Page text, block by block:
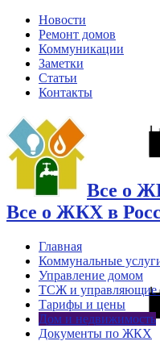
Новости
Ремонт домов
Коммуникации
Заметки
Статьи
Контакты
Все о
Все о ЖКХ в
Главная
Коммунальные
Управление домом
ТСЖ и управляющие
Тарифы и цены
Дом и недвижимость
Документы по ЖКХ